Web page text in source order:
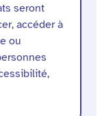
seront
accéder à
ou